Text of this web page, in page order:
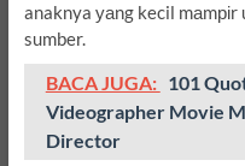
anaknya уаng kecil
sumber.
BACA JUGA: 101
Videographer Movie
Director